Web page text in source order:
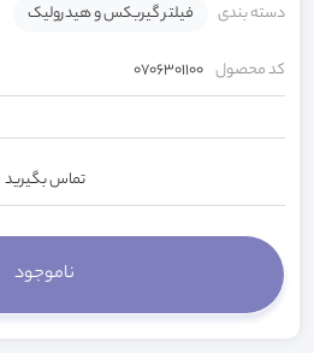
دسته بندی فیلتر گیربکس و هیدرولیک
کد محصول 0706301100
تماس بگیرید